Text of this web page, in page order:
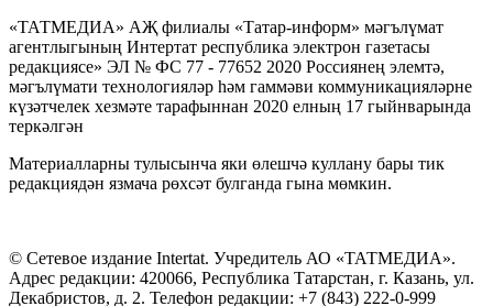
«ТАТМЕДИА» АҖ филиалы «Татар-информ» мәгълүмат
агентлыгының Интертат республика электрон газетасы
редакциясе» ЭЛ № ФС 77 - 77652 2020 Россиянең элемтә,
мәгълүмати технологияләр һәм гаммәви коммуникацияләрне
күзәтчелек хезмәте тарафыннан 2020 елның 17 гыйнварында
теркәлгән
Материалларны тулысынча яки өлешчә куллану бары тик
редакциядән язмача рөхсәт булганда гына мөмкин.
© Сетевое издание Intertat. Учредитель АО «ТАТМЕДИА».
Адрес редакции: 420066, Республика Татарстан, г. Казань, ул.
Декабристов, д. 2. Телефон редакции: +7 (843) 222-0-999